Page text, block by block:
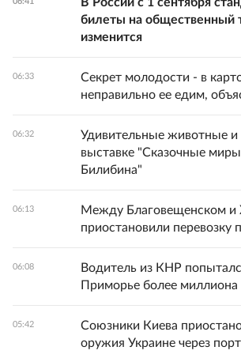
билеты на общественный
изменится
06:33
Секрет молодости - в
неправильно ее едим,
06:32
Удивительные животные и
выставке "Сказочные
Билибина"
06:13
Между Благовещенском и
приостановили перевозку
06:08
Водитель из КНР
Приморье более миллиона
05:42
Союзники Киева
оружия Украине через